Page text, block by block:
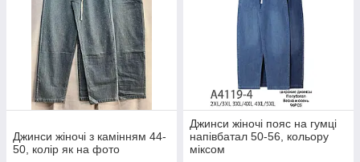
Джинси жіночі з камінням 44-
50, колір як на фото
Джинси жіночі пояс на гумці
напівбатал 50-56, кольору
міксом